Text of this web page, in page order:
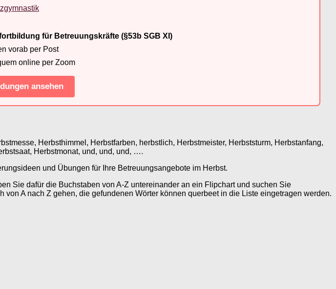
für Betreuungskräfte (§53b SGB XI)
vorab per Post
online per Zoom
ansehen
Herbsthimmel, Herbstfarben, herbstlich, Herbstmeister, Herbststurm, Herbstanfang,
Herbstmonat, und, und, und, ….
und Übungen für Ihre Betreuungsangebote im Herbst.
Sie dafür die Buchstaben von A-Z untereinander an ein Flipchart und suchen Sie
A nach Z gehen, die gefundenen Wörter können querbeet in die Liste eingetragen werden.